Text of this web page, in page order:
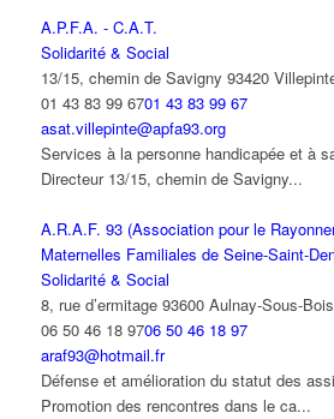
A.P.F.A. - C.A.T.
Solidarité & Social
13/15, chemin de Savigny 93420
01 43 83 99 6701 43 83 99 67
asat.villepinte@apfa93.org
Services à la personne handicapée et à
Directeur 13/15, chemin de Savigny...
A.R.A.F. 93 (Association pour le
Maternelles Familiales de Seine-Saint-
Solidarité & Social
8, rue d’ermitage 93600 Aulnay-Sous-Bois
06 50 46 18 9706 50 46 18 97
araf93@hotmail.fr
Défense et amélioration du statut des
Promotion des rencontres dans le ca...